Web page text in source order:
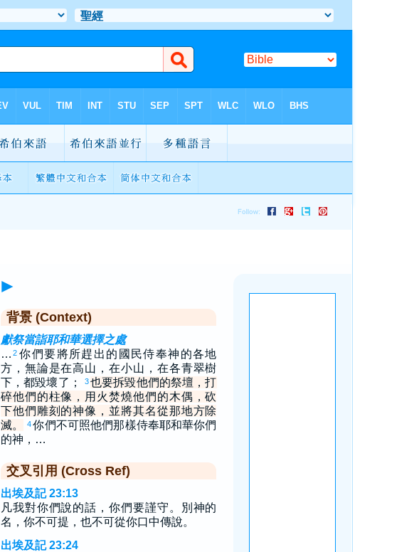
►
背景 (Context)
獻祭當詣耶和華選擇之處
… 2 你們要將所趕出的國民侍奉神的各地
方，無論是在高山，在小山，在各青翠樹
下，都毀壞了；
3也要拆毀他們的祭壇，打
碎他們的柱像，用火焚燒他們的木偶，砍
下他們雕刻的神像，並將其名從那地方除
滅。
4你們不可照他們那樣侍奉耶和華你們
的神，…
交叉引用 (Cross Ref)
出埃及記 23:13
凡我對你們說的話，你們要謹守。別神的
名，你不可提，也不可從你口中傳說。
出埃及記 23:24